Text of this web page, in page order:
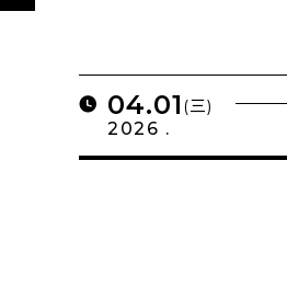
04.01 (三)
2026 .